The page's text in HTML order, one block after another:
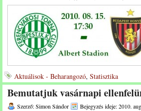
Aktuálisok - Beharangozó, Statisztika
Bemutatjuk vasárnapi
Szerző: Simon Sándor Bejegyzés ideje: 2010.